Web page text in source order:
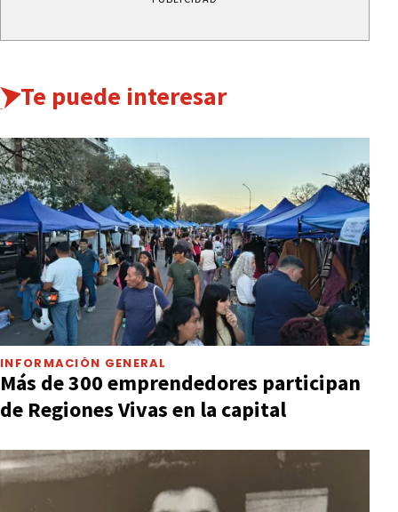
Te puede interesar
INFORMACIÓN GENERAL
Más de 300 emprendedores participan
de Regiones Vivas en la capital